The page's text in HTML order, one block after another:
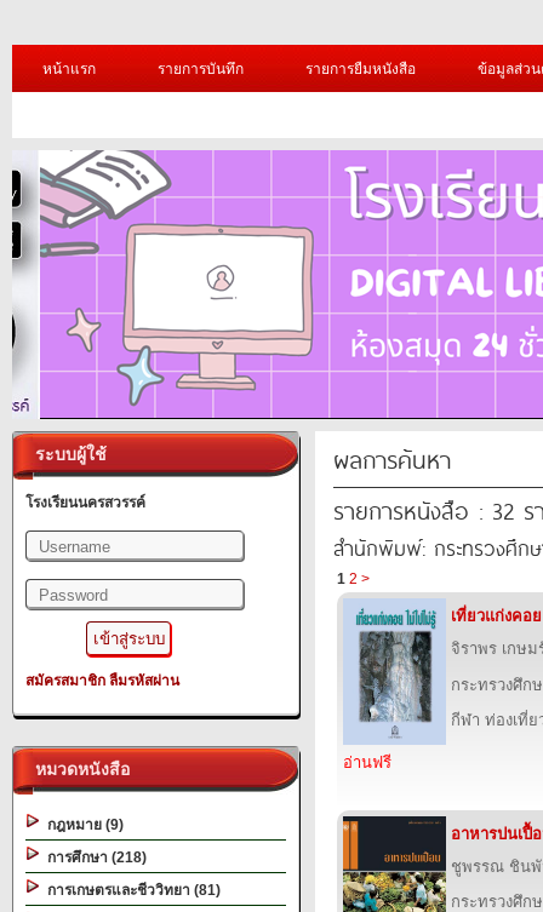
หน้าแรก รายการบันทึก รายการยืมหนังสือ ข้อมูลส่ว
ระบบผู้ใช้
โรงเรียนนครสวรรค์
สมัครสมาชิก ลืมรหัสผ่าน
หมวดหนังสือ
กฎหมาย (9)
การศึกษา (218)
การเกษตรและชีววิทยา (81)
ผลการค้นหา
รายการหนังสือ : 32 ร
สำนักพิมพ์: กระทรวงศึก
1 2 >
เที่ยวแก่งคอ
จิราพร เกษ
กระทรวงศึก
กีฬา ท่องเที่
อ่านฟรี
อาหารปนเปื้
ชูพรรณ ชินพั
กระทรวงศึก